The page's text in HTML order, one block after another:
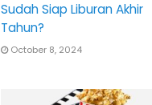
Sudah Siap Liburan Akhir
Tahun?
October 8, 2024